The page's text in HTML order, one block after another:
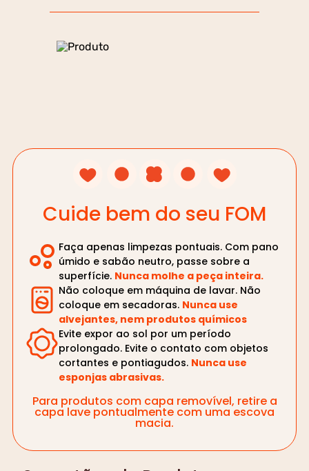
Cuide bem do seu FOM
Faça apenas limpezas pontuais. Com pano
úmido e sabão neutro, passe sobre a
superfície. Nunca molhe a peça inteira.
Não coloque em máquina de lavar. Não
coloque em secadoras. Nunca use
alvejantes, nem produtos químicos
Evite expor ao sol por um período
prolongado. Evite o contato com objetos
cortantes e pontiagudos. Nunca use
esponjas abrasivas.
Para produtos com capa removível, retire a
capa lave pontualmente com uma escova
macia.